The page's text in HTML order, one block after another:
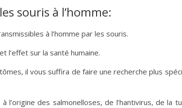
souris à l’homme:
à l’homme par les souris.
l’effet sur la santé humaine.
il vous suffira de faire une recherche plus
des salmonelloses, de l’hantivirus, de la